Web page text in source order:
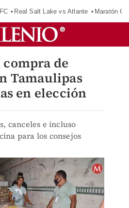
Real Salt Lake vs Atlante Maratón
de
Tamaulipas
en elección
canceles e incluso
para los consejos